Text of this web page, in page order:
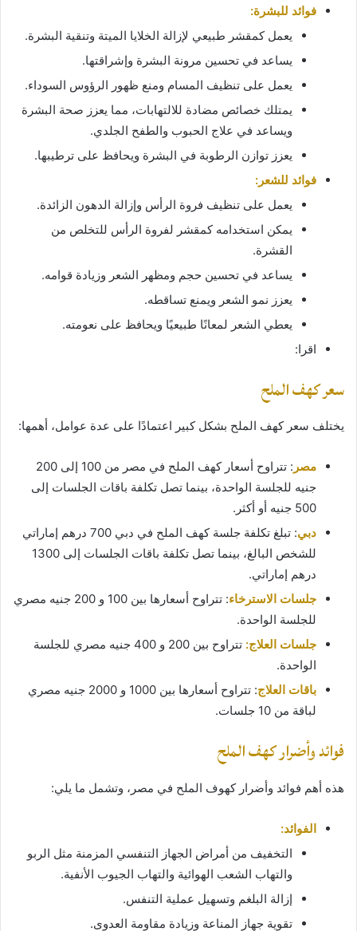
فوائد للبشرة:
يعمل كمقشر طبيعي لإزالة الخلايا الميتة وتنقية البشرة.
يساعد في تحسين مرونة البشرة وإشراقتها.
يعمل على تنظيف المسام ومنع ظهور الرؤوس السوداء.
يمتلك خصائص مضادة للالتهابات، مما يعزز صحة البشرة
ويساعد في علاج الحبوب والطفح الجلدي.
يعزز توازن الرطوبة في البشرة ويحافظ على ترطيبها.
فوائد للشعر:
يعمل على تنظيف فروة الرأس وإزالة الدهون الزائدة.
يمكن استخدامه كمقشر لفروة الرأس للتخلص من
القشرة.
يساعد في تحسين حجم ومظهر الشعر وزيادة قوامه.
يعزز نمو الشعر ويمنع تساقطه.
يعطي الشعر لمعانًا طبيعيًا ويحافظ على نعومته.
اقرا:
سعر كهف الملح
يختلف سعر كهف الملح بشكل كبير اعتمادًا على عدة عوامل، أهمها:
مصر
: تتراوح أسعار كهف الملح في مصر من 100 إلى 200
جنيه للجلسة الواحدة، بينما تصل تكلفة باقات الجلسات إلى
500 جنيه أو أكثر.
دبي
: تبلغ تكلفة جلسة كهف الملح في دبي 700 درهم إماراتي
للشخص البالغ، بينما تصل تكلفة باقات الجلسات إلى 1300
درهم إماراتي.
جلسات الاسترخاء
: تتراوح أسعارها بين 100 و 200 جنيه مصري
للجلسة الواحدة.
جلسات العلاج:
تتراوح بين 200 و 400 جنيه مصري للجلسة
الواحدة.
باقات العلاج
: تتراوح أسعارها بين 1000 و 2000 جنيه مصري
لباقة من 10 جلسات.
فوائد وأضرار كهف الملح
هذه أهم فوائد وأضرار كهوف الملح في مصر، وتشمل ما يلي:
الفوائد:
التخفيف من أمراض الجهاز التنفسي المزمنة مثل الربو
والتهاب الشعب الهوائية والتهاب الجيوب الأنفية.
إزالة البلغم وتسهيل عملية التنفس.
تقوية جهاز المناعة وزيادة مقاومة العدوى.